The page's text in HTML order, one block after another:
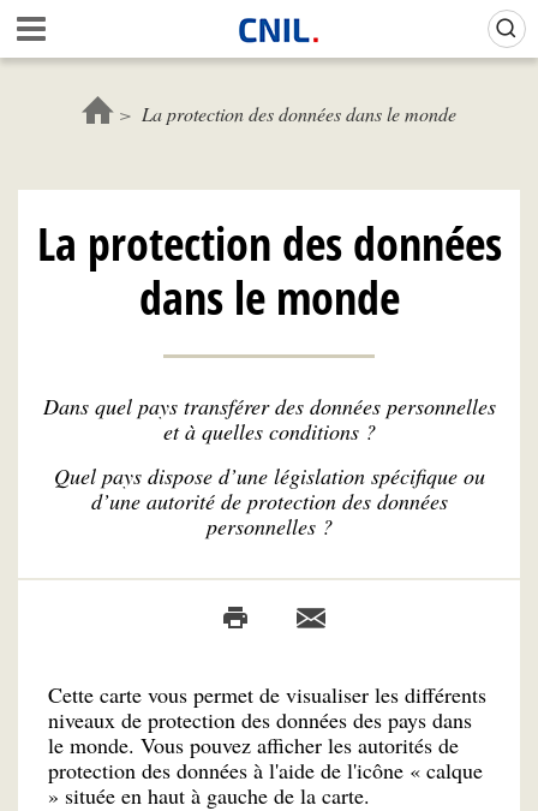
Aller
au
contenu
c
u
l
C
N
I
L
La protection des données dans le monde
La protection des données
dans le monde
Dans quel pays transférer des données personnelles
et à quelles conditions ?
Quel pays dispose d’une législation spécifique ou
d’une autorité de protection des données
personnelles ?
Cette carte vous permet de visualiser les différents
niveaux de protection des données des pays dans
le monde. Vous pouvez afficher les autorités de
protection des données à l'aide de l'icône « calque
» située en haut à gauche de la carte.
Gestion de vos préférences sur les cookies (témoins de connexion)